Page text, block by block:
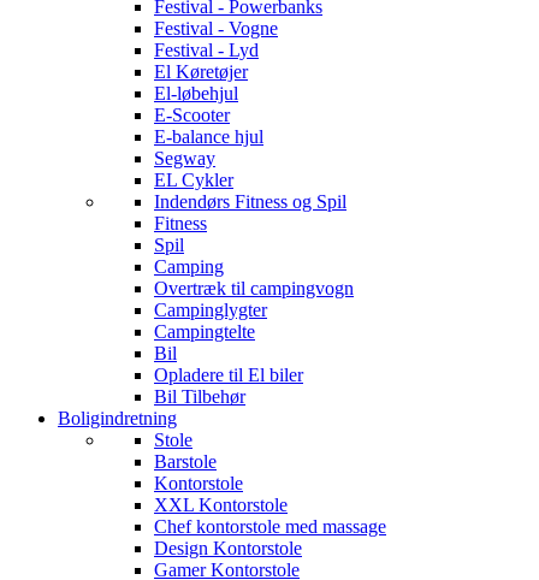
Festival - Powerbanks
Festival - Vogne
Festival - Lyd
El Køretøjer
El-løbehjul
E-Scooter
E-balance hjul
Segway
EL Cykler
Indendørs Fitness og Spil
Fitness
Spil
Camping
Overtræk til campingvogn
Campinglygter
Campingtelte
Bil
Opladere til El biler
Bil Tilbehør
Boligindretning
Stole
Barstole
Kontorstole
XXL Kontorstole
Chef kontorstole med massage
Design Kontorstole
Gamer Kontorstole